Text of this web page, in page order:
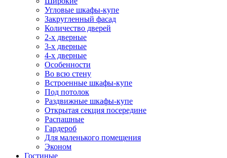
Угловые шкафы-купе
Закругленный фасад
Количество дверей
2-х дверные
3-х дверные
4-х дверные
Особенности
Во всю стену
Встроенные шкафы-купе
Под потолок
Раздвижные шкафы-купе
Открытая секция посередине
Распашные
Гардероб
Для маленького помещения
Эконом
Гостиные